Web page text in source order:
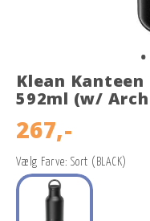
Klean Kanteen
592ml (w/
267,-
Vælg Farve: Sort (BLACK)